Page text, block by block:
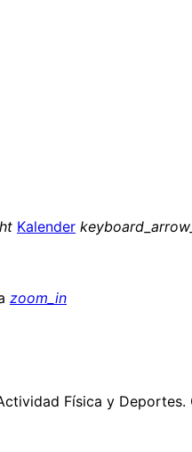
Kalender
zoom_in
Física y